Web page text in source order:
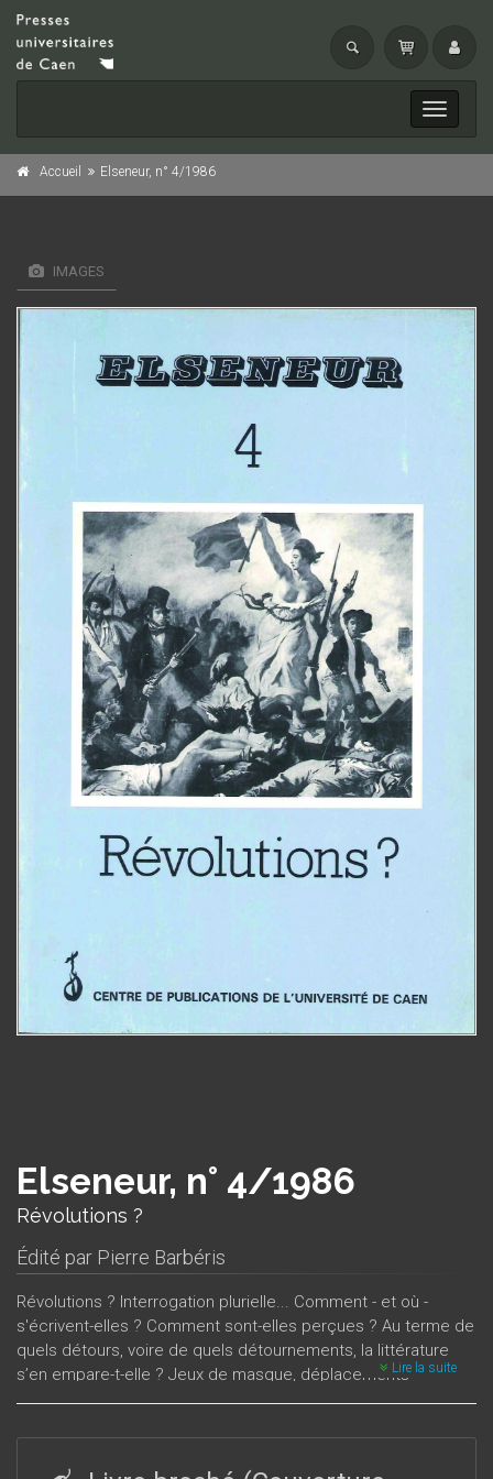
Toggle
Accueil Elseneur, n° 4/1986
IMAGES
Elseneur, n° 4/1986
Révolutions ?
Édité par Pierre Barbéris
Révolutions ? Interrogation plurielle... Comment - et où -
s'écrivent-elles ? Comment sont-elles perçues ? Au terme de
quels détours, voire de quels détournements, la littérature
s’en empare-t-elle ? Jeux de masque, déplacements
subreptices : parce qu’elle peut n’être pas résolutive, l’œuvre
commémorations de 1989, ce numéro interroge les
Lire la suite